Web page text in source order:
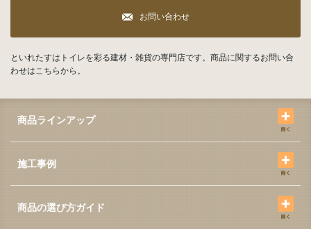
お問い合わせ
といれたすはトイレを彩る建材・雑貨の専門店です。商品に関するお問い合
わせはこちらから。
商品ラインアップ
施工事例
商品の選び方ガイド